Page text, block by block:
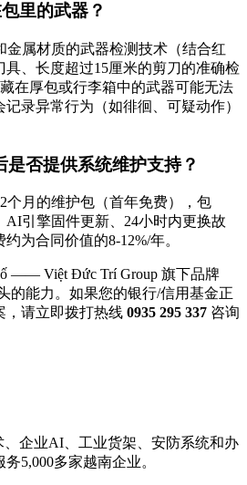
里的武器？
金属材质的武器检测技术（结合红
、长度超过15厘米的剪刀的准确检
在厚包或行李箱中的武器可能无法
录异常行为（如徘徊、可疑动作）
否提供系统维护支持？
个月的维护包（首年免费），包
引擎固件更新、24小时内更换故
为合同价值的8-12%/年。
—— Việt Đức Trí Group 旗下品牌
能力。如果您的银行/信用基金正
，请立即拨打热线 0935 295 337 咨询
企业AI、工业货架、安防系统和办
5,000多家越南企业。